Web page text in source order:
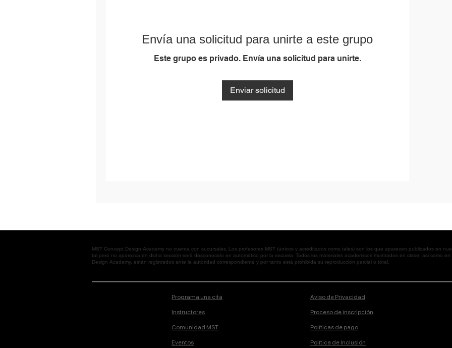
Envía una solicitud para unirte a este grupo
Este grupo es privado. Envía una solicitud para unirte.
Enviar solicitud
MST Concept Design Academy no cuenta con sucursales. Los profesores MST (únicos y acreditados como tales) son los que aparecen publicados en
tal pero no aparezca en dicha sección será desconocido en automático por la escuela. Todos los materiales académicos mostrados en clase, así como
Design Academy, están registrados ante la autoridad correspondiente y por tanto está prohibida su reproducción parcial o total.
Programa una cita
Instructores
Comunidad MST
Eventos
Aviso de Privacidad
Proceso de inscripción
Políticas de pago
Política de Inclusión